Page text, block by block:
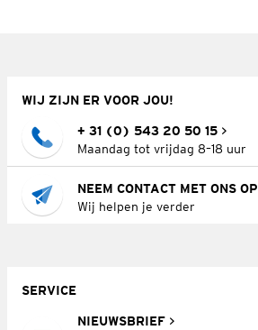
WIJ ZIJN ER VOOR JOU!
+ 31 (0) 543 20 50 15
Maandag tot vrijdag 8–18 uur
NEEM CONTACT MET ONS OP
Wij helpen je verder
SERVICE
NIEUWSBRIEF